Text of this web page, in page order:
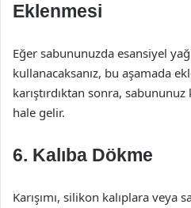
Eklenmesi
Eğer sabununuzda esansiyel
kullanacaksanız, bu aşamada
karıştırdıktan sonra,
hale gelir.
6. Kalıba Dökme
Karışımı, silikon kalıplara veya